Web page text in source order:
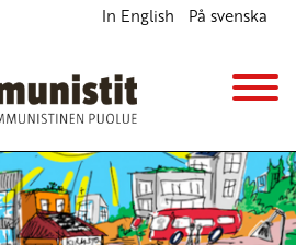
In English På svenska
ihannekunta